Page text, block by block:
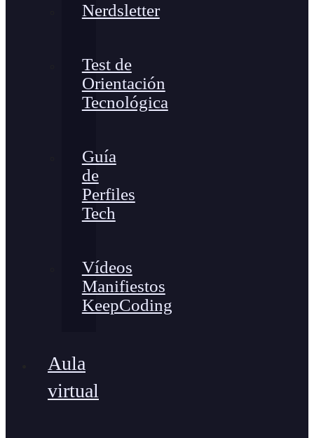
Nerdsletter
Test de
Orientación
Tecnológica
Guía
de
Perfiles
Tech
Vídeos
Manifiestos
KeepCoding
Aula
virtual